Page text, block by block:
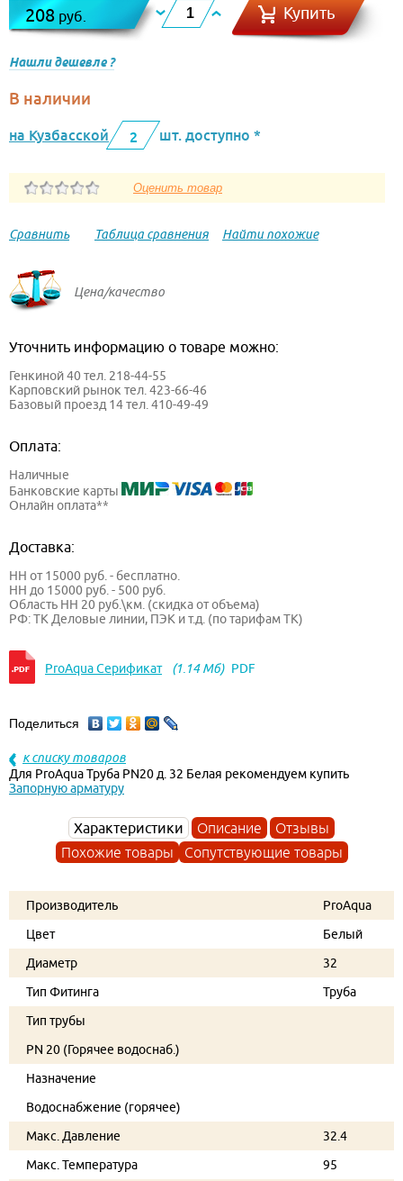
208 руб. Купить
Нашли дешевле ?
В наличии
на Кузбасской 2 шт. доступно *
Сравнить Таблица сравнения Найти похожие
Цена/качество
Уточнить информацию о товаре можно:
Генкиной 40 тел. 218-44-55
Карповский рынок тел. 423-66-46
Базовый проезд 14 тел. 410-49-49
Оплата:
Наличные
Банковские карты
Онлайн оплата**
Доставка:
НН от 15000 руб. - бесплатно.
НН до 15000 руб. - 500 руб.
Область НН 20 руб.\км. (скидка от объема)
РФ: ТК Деловые линии, ПЭК и т.д. (по тарифам ТК)
ProAqua Серификат (1.14 Мб) PDF
Поделиться
к списку товаров
Для ProAqua Труба PN20 д. 32 Белая рекомендуем купить
Запорную арматуру
Характеристики Описание
Отзывы
Похожие товары
Сопутствующие товары
Производитель
ProAqua
Цвет
Белый
Диаметр
32
Тип Фитинга
Труба
Тип трубы
PN 20 (Горячее водоснаб.)
Назначение
Водоснабжение (горячее)
Макс. Давление
32.4
Макс. Температура
95